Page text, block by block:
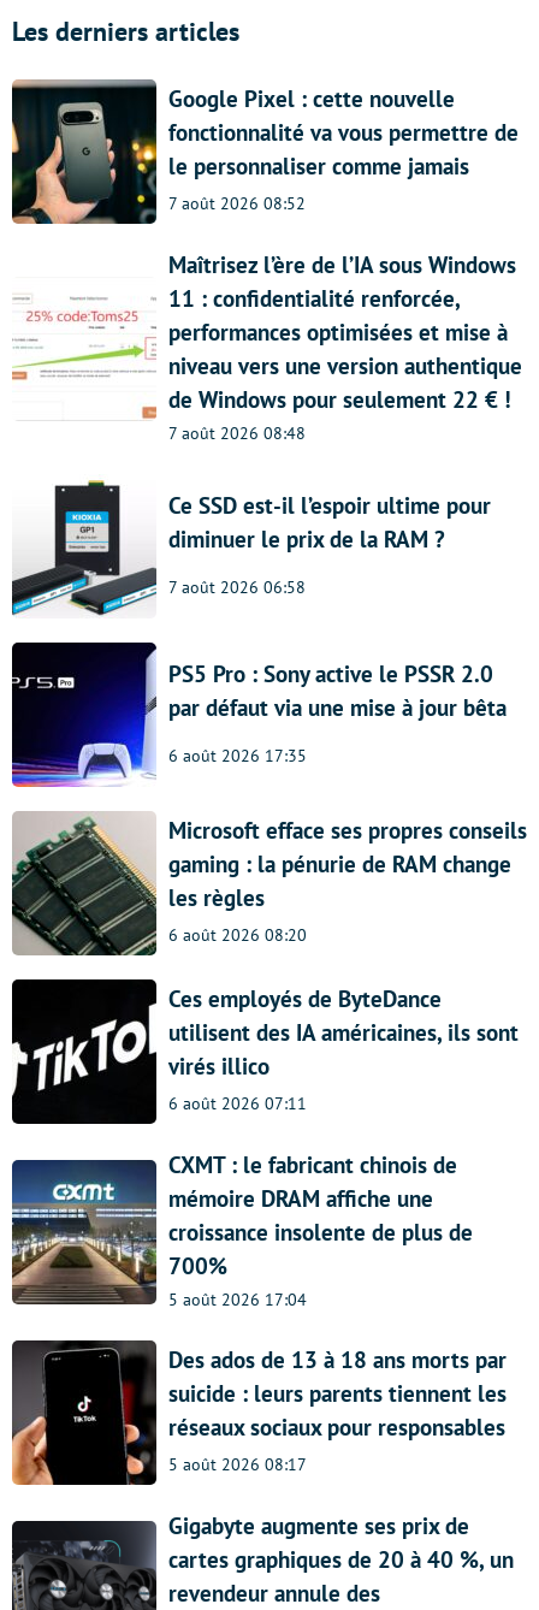
Les derniers articles
Google Pixel : cette nouvelle
fonctionnalité va vous permettre de
le personnaliser comme jamais
7 août 2026 08:52
Maîtrisez l’ère de l’IA sous Windows
11 : confidentialité renforcée,
performances optimisées et mise à
niveau vers une version authentique
de Windows pour seulement 22 € !
7 août 2026 08:48
Ce SSD est-il l’espoir ultime pour
diminuer le prix de la RAM ?
7 août 2026 06:58
PS5 Pro : Sony active le PSSR 2.0
par défaut via une mise à jour bêta
6 août 2026 17:35
Microsoft efface ses propres conseils
gaming : la pénurie de RAM change
les règles
6 août 2026 08:20
Ces employés de ByteDance
utilisent des IA américaines, ils sont
virés illico
6 août 2026 07:11
CXMT : le fabricant chinois de
mémoire DRAM affiche une
croissance insolente de plus de
700%
5 août 2026 17:04
Des ados de 13 à 18 ans morts par
suicide : leurs parents tiennent les
réseaux sociaux pour responsables
5 août 2026 08:17
Gigabyte augmente ses prix de
cartes graphiques de 20 à 40 %, un
revendeur annule des